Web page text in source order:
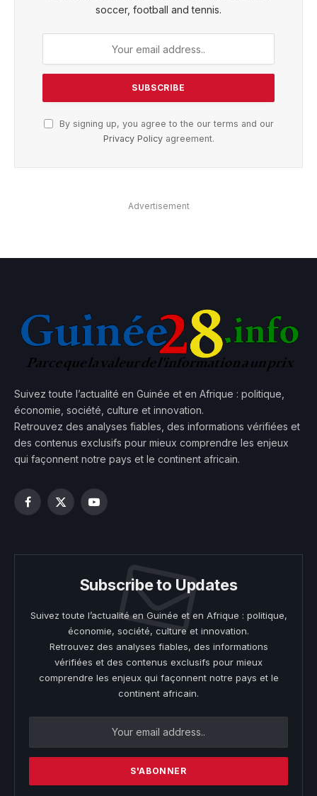
soccer, football and tennis.
By signing up, you agree to the our terms and our
Privacy Policyagreement.
Advertisement
Suivez toute l’actualité en Guinée et en Afrique : politique,
économie, société, culture et innovation.
Retrouvez des analyses fiables, des informations vérifiées et
des contenus exclusifs pour mieux comprendre les enjeux
qui façonnent notre pays et le continent africain.
Facebook
X
YouTube
Subscribe to Updates
Suivez toute l’actualité en Guinée et en Afrique : politique,
économie, société, culture et innovation.
Retrouvez des analyses fiables, des informations
vérifiées et des contenus exclusifs pour mieux
comprendre les enjeux qui façonnent notre pays et le
continent africain.